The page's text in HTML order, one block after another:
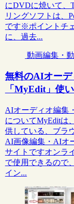
にDVDに焼いて、
リングソフトは、
です※ポイントチ
に、過去...
動画編集・
無料のAIオーデ
「MyEdit」使
AIオーディオ編集
についてMyEditは
供している、ブラ
AI画像編集・AIオ
サイトですオンラ
で使用できるので
イン...